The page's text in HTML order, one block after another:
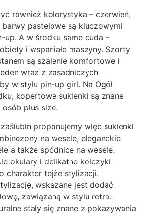
również kolorystyka – czerwień,
pastelowe są kluczowymi
up. A w środku same cuda –
i wspaniałe maszyny. Szorty
są szalenie komfortowe i
wraz z zasadniczych
w stylu pin-up girl. Na Ogół
kopertowe sukienki są znane
plus size.
proponujemy więc sukienki
na wesele, eleganckie
a także spódnice na wesele.
okulary i delikatne kolczyki
charakter tejże stylizacji.
wskazane jest dodać
zawiązaną w stylu retro.
stały się znane z pokazywania